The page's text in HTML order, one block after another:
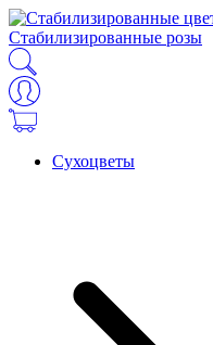
Сухоцветы